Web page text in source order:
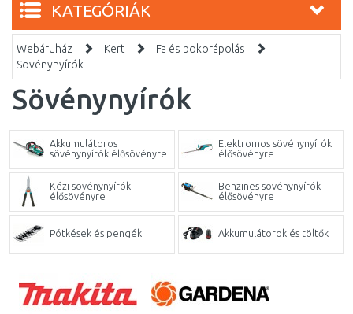
KATEGÓRIÁK
Webáruház Kert
Fa és bokorápolás
Sövénynyírók
Sövénynyírók
Akkumulátoros
sövénynyírók élősövényre
Elektromos sövénynyírók
élősövényre
Kézi sövénynyírók
élősövényre
Benzines sövénynyírók
élősövényre
Pótkések és pengék Akkumulátorok és töltők